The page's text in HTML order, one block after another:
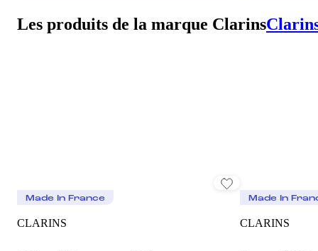
Les produits de la marque Clarins
Made In France
CLARINS
Made In
CLARINS